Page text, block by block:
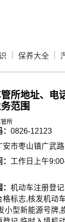
保养大全
所地址、电
范围
所
0826-12123
安市枣山镇广武
工作日上午
机动车注册登
格标志,核发机动
小型新能源号牌,